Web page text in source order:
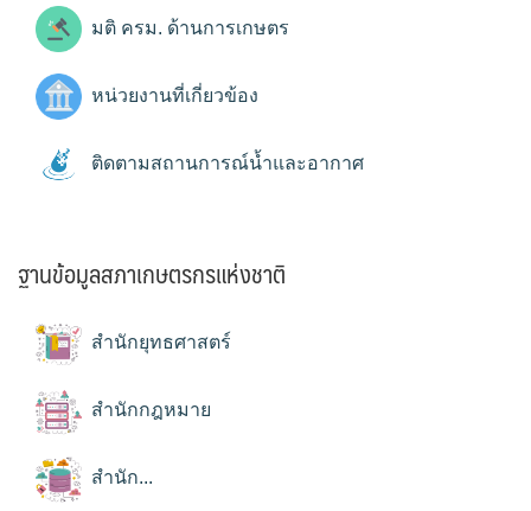
มติ ครม. ด้านการเกษตร
หน่วยงานที่เกี่ยวข้อง
ติดตามสถานการณ์น้ำและอากาศ
ฐานข้อมูลสภาเกษตรกรแห่งชาติ
สำนักยุทธศาสตร์
สำนักกฎหมาย
สำนัก...